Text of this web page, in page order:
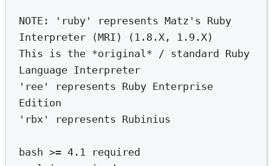
NOTE: 'ruby' represents Matz's Ruby
Interpreter (MRI) (1.8.X, 1.9.X)
This is the *original* / standard Ruby
Language Interpreter
'ree' represents Ruby Enterprise
Edition
'rbx' represents Rubinius
bash >= 4.1 required